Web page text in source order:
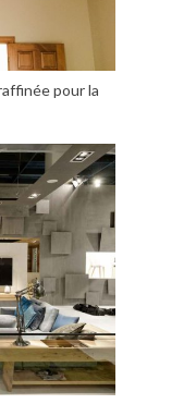
pour la